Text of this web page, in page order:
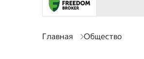
Главная Общество